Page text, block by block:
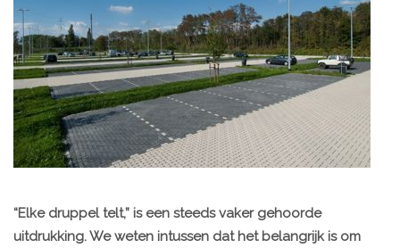
“Elke druppel telt,” is een steeds vaker gehoorde
uitdrukking. We weten intussen dat het belangrijk is om